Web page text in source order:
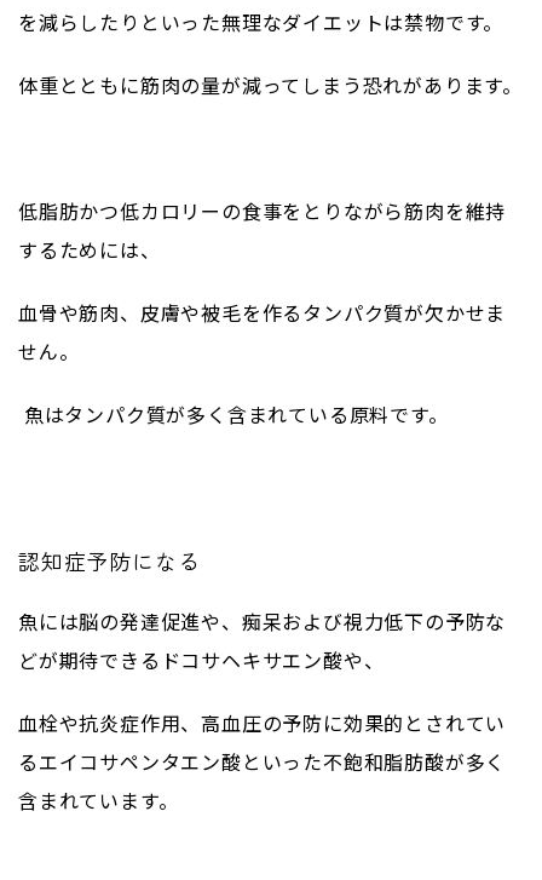
を減らしたりといった無理なダイエットは禁物です。
体重とともに筋肉の量が減ってしまう恐れがあります。
低脂肪かつ低カロリーの食事をとりながら筋肉を維持
するためには、
血骨や筋肉、皮膚や被毛を作るタンパク質が欠かせま
せん。
魚はタンパク質が多く含まれている原料です。
認知症予防になる
魚には脳の発達促進や、痴呆および視力低下の予防な
どが期待できるドコサヘキサエン酸や、
血栓や抗炎症作用、高血圧の予防に効果的とされてい
るエイコサペンタエン酸といった不飽和脂肪酸が多く
含まれています。